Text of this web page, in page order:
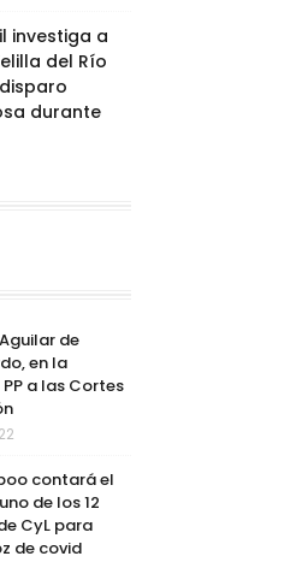
investiga a
del Río
durante
de
en la
a las Cortes
contará el
de los 12
CyL para
de covid